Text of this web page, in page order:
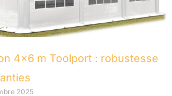
4×6 m Toolport : robustesse
2025